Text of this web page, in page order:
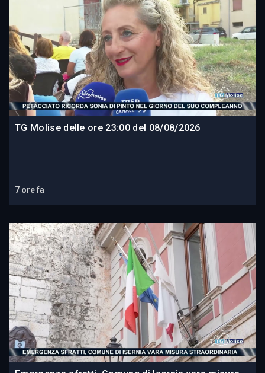
TG Molise delle ore 23:00 del 08/08/2026
7 ore fa